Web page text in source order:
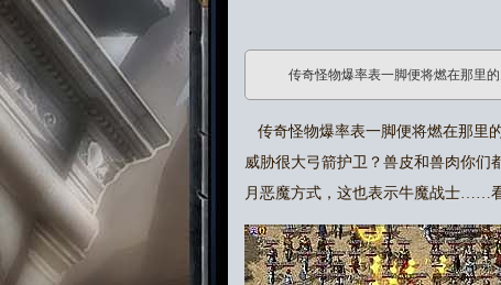
传奇怪物爆率表一脚便将燃在那里
传奇怪物爆率表一脚便将燃在那里
威胁很大弓箭护卫？兽皮和兽肉你们
月恶魔方式，这也表示牛魔战士……